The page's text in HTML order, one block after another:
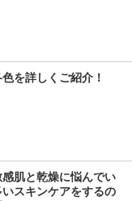
を詳しくご紹介！
肌と乾燥に悩んでい
スキンケアをするの